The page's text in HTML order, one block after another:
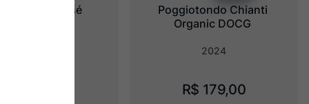
Roubine Rosé
Poggiotondo Chianti
Organic DOCG
2024
R$ 179,00